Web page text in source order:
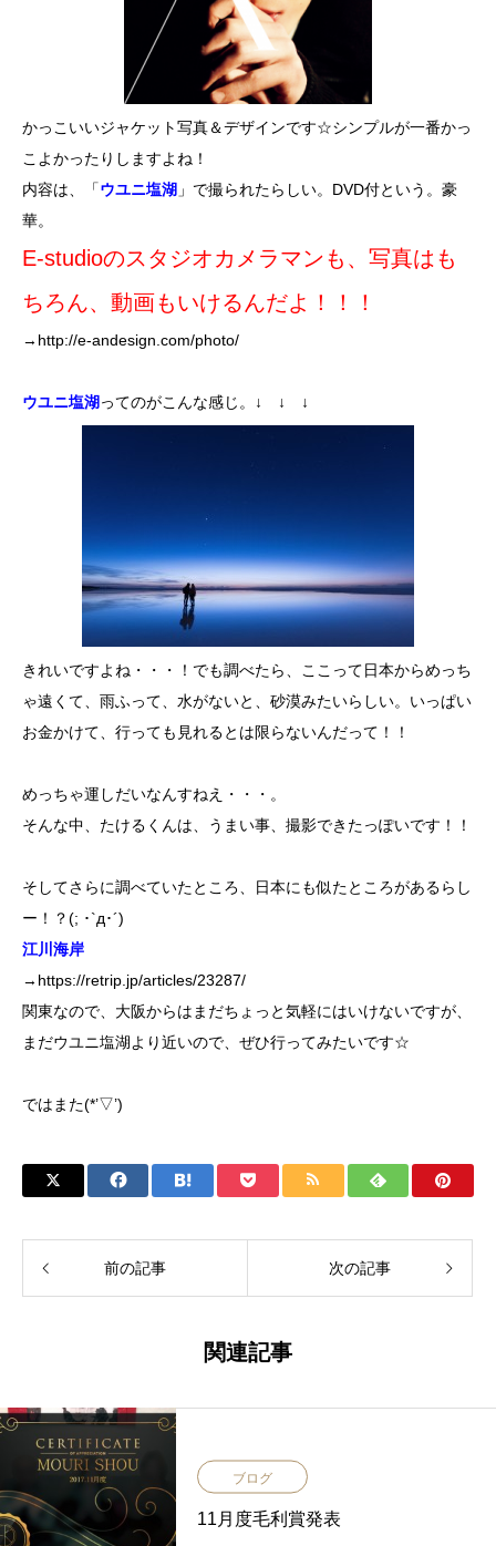
かっこいいジャケット写真＆デザインです☆シンプルが一番かっ
こよかったりしますよね！
内容は、「ウユニ塩湖 」で撮られたらしい。DVD付という。豪
華。
E-studioのスタジオカメラマンも、写真はも
ちろん、動画もいけるんだよ！！！
→ http://e-andesign.com/photo/
ウユニ塩湖 ってのがこんな感じ。↓ ↓ ↓
きれいですよね・・・！でも調べたら、ここって日本からめっち
ゃ遠くて、雨ふって、水がないと、砂漠みたいらしい。いっぱい
お金かけて、行っても見れるとは限らないんだって！！
めっちゃ運しだいなんすねえ・・・。
そんな中、たけるくんは、うまい事、撮影できたっぽいです！！
そしてさらに調べていたところ、日本にも似たところがあるらし
ー！？(; ･`д･´)
江川海岸
→ https://retrip.jp/articles/23287/
関東なので、大阪からはまだちょっと気軽にはいけないですが、
まだウユニ塩湖より近いので、ぜひ行ってみたいです☆
ではまた(*’▽’)
前の記事 次の記事
関連記事
ブログ
11月度毛利賞発表